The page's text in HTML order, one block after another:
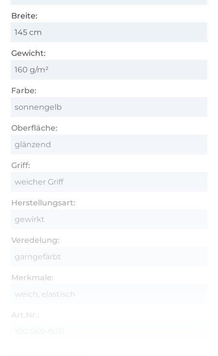
Breite:
145 cm
Gewicht:
160 g/m²
Farbe:
sonnengelb
Oberfläche:
glänzend
Griff:
weicher Griff
Herstellungsart:
gewirkt
Veredelung:
garngefärbt
Merkmale:
weich, elastisch
Art.Nr.: